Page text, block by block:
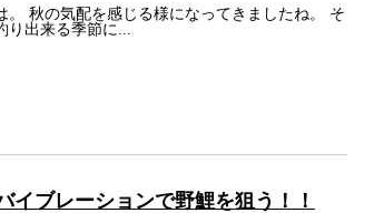
。 秋の気配を感じる様になってきましたね。 そ
り出来る季節に...
イブレーションで野鯉を狙う！！